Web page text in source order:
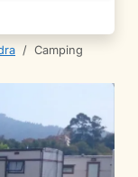
/ Camping